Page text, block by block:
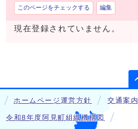
このページをチェックする 編集
現在登録されていません。
ホームページ運営方針 交通案内
令和8年度阿見町組織機構図